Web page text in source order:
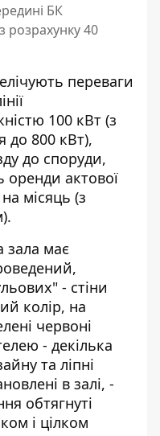
БК
розрахунку 40
переваги
100 кВт (з
до 800 кВт),
до споруди,
оренди актової
місяць (з
зала має
- стіни
колір, на
червоні
- декілька
та ліпні
в залі, -
обтягнуті
і цілком